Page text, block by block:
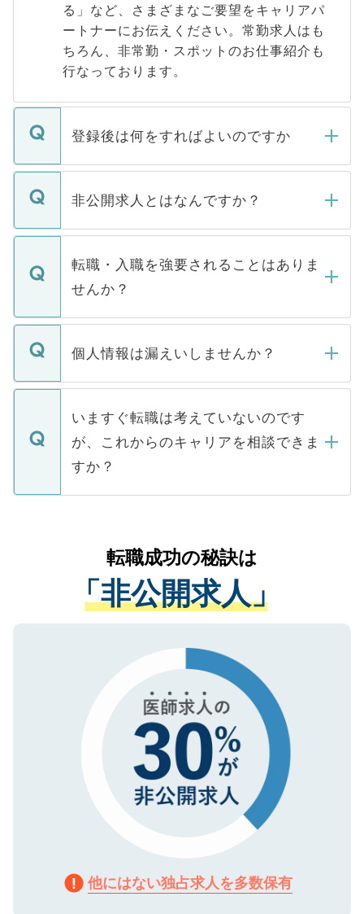
る」など、さまざまなご要望をキャリアパ
ートナーにお伝えください。常勤求人はも
ちろん、非常勤・スポットのお仕事紹介も
行なっております。
登録後は何をすればよいのですか
ご登録いただきましたら、弊社担当者がご
登録内容を確認し、その後メールもしくは
ます。通常、5営業日以内にはご連絡をせて
いただきますので、しばらくお待ちくださ
い。
非公開求人とはなんですか？
マイナビDOCTORで取り扱っている求人の
うち約3割は、Webサイトからご覧いただ
けない「非公開求人」です。非公開求人は
下記の理由によって、一般には公開してい
ません。
■応募殺到を避けるため 人気のある医療機
関を公にしてしまうと、応募が殺到する場
に、医療機関が求める条件に合った人材の
みを人材紹介会社に依頼するケースが増え
ています。
転職・入職を強要されることはありま
せんか？
転職・入職を強要することは一切ありませ
ん。また、仮に応募先から内定をいただい
定を承諾する必要はありません。内定先へ
の辞退の連絡はキャリアパートナーが行い
ますので、ご安心ください。
個人情報は漏えいしませんか？
個人情報が漏えいすることはありませんの
で、ご安心ください。当サイトからの登録
などで収集したご登録者様の個人情報は、
ご本人のキャリアアップおよび転職活動の
支援を目的に使用いたします。お預かりし
ているすべての個人データはご本人の許可
は、個人情報の取り扱いについての厳密な
管理基準を満たした事業者のみに付与され
る、プライバシーマークを取得済みです。
ご登録いただいた個人情報は、SSL（デー
で、機密保持に関してもご安心ください。
いますぐ転職は考えていないのです
が、これからのキャリアを相談できま
すか？
かがいして、現在の医療機関の状況や紹介
経験をまじえながら、適切なアドバイスを
させていただきます。すぐにご転職をされ
ない方には、長期的なサポートが可能です
ので、まずはご登録ください。
転職成功の秘訣は
「非公開求人」
他にはない独占求人を多数保有